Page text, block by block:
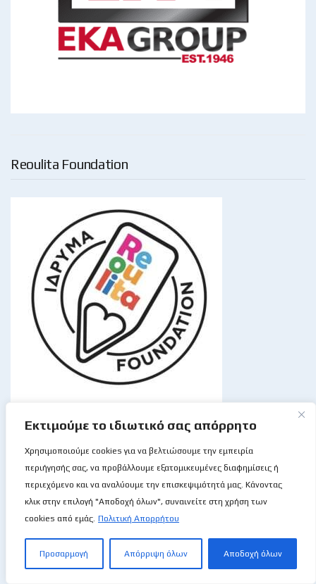
Εκτιμούμε το ιδιωτικό σας απόρρητο
Χρησιμοποιούμε cookies για να βελτιώσουμε την εμπειρία
περιήγησής σας, να προβάλλουμε εξατομικευμένες διαφημίσεις ή
περιεχόμενο και να αναλύουμε την επισκεψιμότητά μας. Κάνοντας
κλικ στην επιλογή "Αποδοχή όλων", συναινείτε στη χρήση των
cookies από εμάς. Πολιτική Απορρήτου
Προσαρμογή Απόρριψη όλων Αποδοχή όλων
Reoulita Foundation
Σχολή Καλαθοσφαίρισης Απόλλων Γερίου